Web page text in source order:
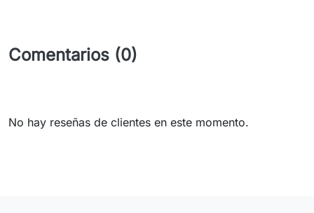
Comentarios (0)
No hay reseñas de clientes en este momento.